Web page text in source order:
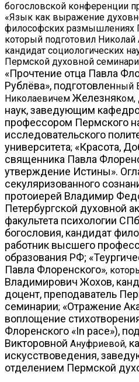
богословской конференции
«Язык как выражение
философских размышлениях
который подготовил Николай
кандидат социологических
Пермской духовной
«Прочтение отца Павла
Рублёва», подготовленный
Николаевичем Железняком,
наук, заведующим
профессором Пермского
исследовательского
университета; «Красота,
священника Павла
утверждение Истины».
секуляризованного
протоиерей Владимир
Петербургской духовной
факультета психологии
богословия, кандидат
работник высшего
образования РФ;
Павла Флоренского»,
Владимирович Жохов,
доцент, преподаватель
семинарии; «Отражение
воплощение
Флоренского «In pace»),
Викторовной Ануфриевой,
искусствоведения,
отделением Пермской